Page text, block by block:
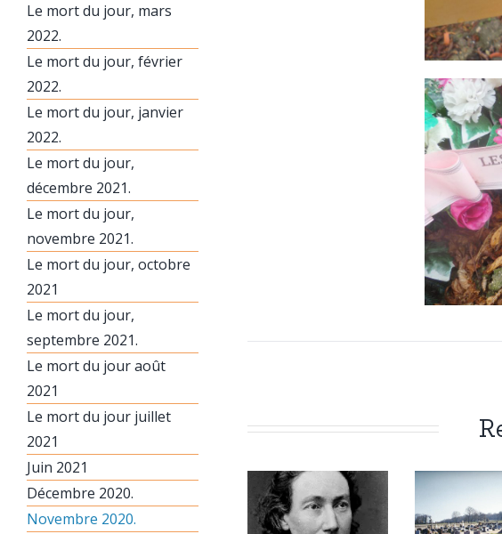
Le mort du jour, mars
2022.
Le mort du jour, février
2022.
Le mort du jour, janvier
2022.
Le mort du jour,
décembre 2021.
Le mort du jour,
novembre 2021.
Le mort du jour, octobre
2021
Le mort du jour,
septembre 2021.
Le mort du jour août
2021
Le mort du jour juillet
2021
Juin 2021
Décembre 2020.
Novembre 2020.